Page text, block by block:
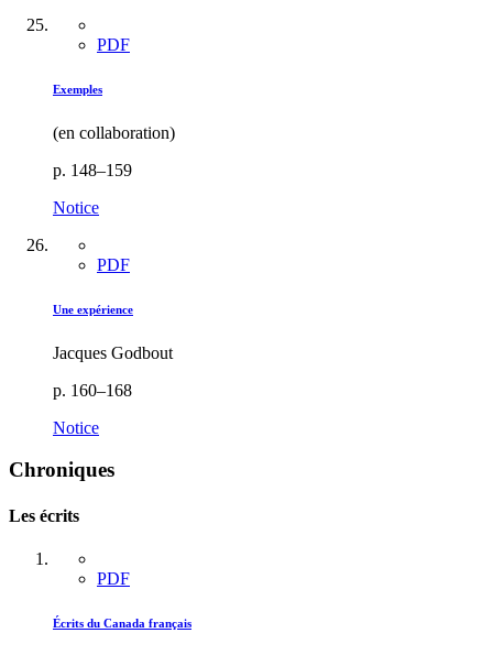
PDF
Exemples
(en collaboration)
p. 148–159
Notice
PDF
Une expérience
Jacques Godbout
p. 160–168
Notice
Chroniques
Les écrits
PDF
Écrits du Canada français